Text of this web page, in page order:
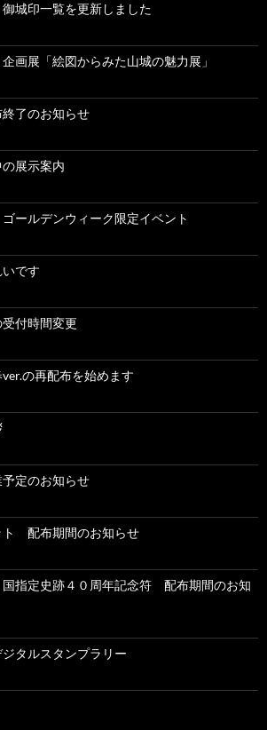
城印一覧を更新しました
画展「絵図からみた山城の魅力展」
了のお知らせ
展示案内
ールデンウィーク限定イベント
です
付時間変更
の再配布を始めます
定のお知らせ
ト 配布期間のお知らせ
指定史跡４０周年記念符 配布期間のお知
タルスタンプラリー